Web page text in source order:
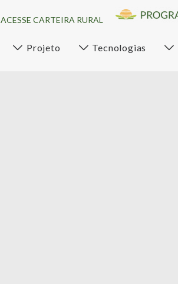
ACESSE CARTEIRA RURAL
Projeto Tecnologias